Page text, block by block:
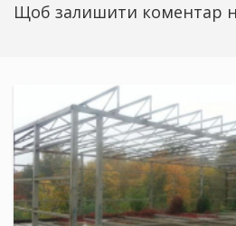
Щоб залишити коментар